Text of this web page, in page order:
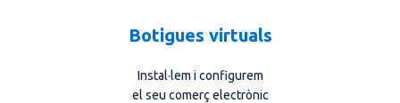
Botigues virtuals
Instal·lem i configurem
el seu comerç electrònic